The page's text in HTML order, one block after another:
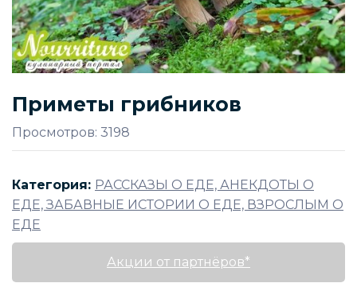
Приметы грибников
Просмотров: 3198
Категория: РАССКАЗЫ О ЕДЕ, АНЕКДОТЫ О
ЕДЕ, ЗАБАВНЫЕ ИСТОРИИ О ЕДЕ, ВЗРОСЛЫМ О
ЕДЕ
Акции от партнёров*